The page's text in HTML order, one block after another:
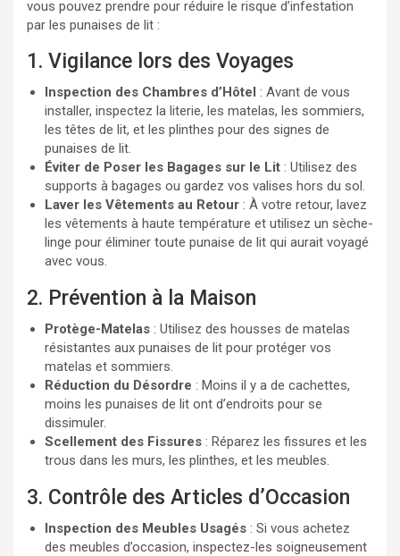
vous pouvez prendre pour réduire le risque d’infestation
par les punaises de lit :
1. Vigilance lors des Voyages
Inspection des Chambres d’Hôtel : Avant de vous
installer, inspectez la literie, les matelas, les sommiers,
les têtes de lit, et les plinthes pour des signes de
punaises de lit.
Éviter de Poser les Bagages sur le Lit : Utilisez des
supports à bagages ou gardez vos valises hors du sol.
Laver les Vêtements au Retour : À votre retour, lavez
les vêtements à haute température et utilisez un sèche-
linge pour éliminer toute punaise de lit qui aurait voyagé
avec vous.
2. Prévention à la Maison
Protège-Matelas : Utilisez des housses de matelas
résistantes aux punaises de lit pour protéger vos
matelas et sommiers.
Réduction du Désordre : Moins il y a de cachettes,
moins les punaises de lit ont d’endroits pour se
dissimuler.
Scellement des Fissures : Réparez les fissures et les
trous dans les murs, les plinthes, et les meubles.
3. Contrôle des Articles d’Occasion
Inspection des Meubles Usagés : Si vous achetez
des meubles d’occasion, inspectez-les soigneusement